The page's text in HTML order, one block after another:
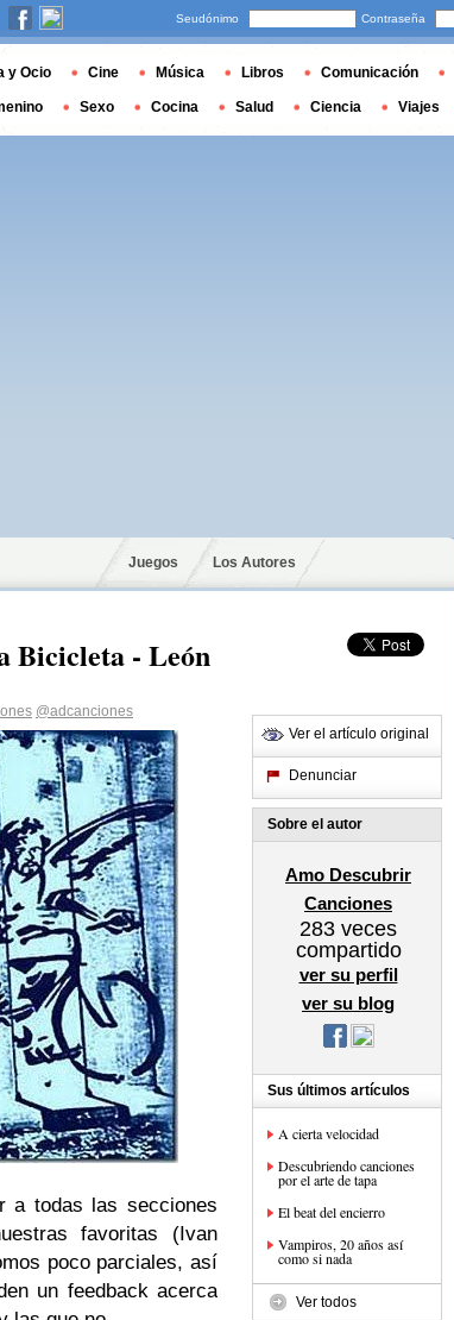
Juegos Los Autores
Bicicleta - León
@adcanciones
a todas las secciones
favoritas (Ivan
poco parciales, así
un feedback acerca
Ver el artículo original
Denunciar
Sobre el autor
Amo Descubrir
Canciones
283 veces
compartido
ver su perfil
ver su blog
Sus últimos artículos
A cierta velocidad
Descubriendo canciones
por el arte de tapa
El beat del encierro
Vampiros, 20 años así
como si nada
Ver todos
Seudónimo Contraseña
y Ocio Cine Música Libros Comunicación
Sexo Cocina Salud Ciencia Viajes